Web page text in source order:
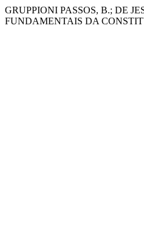
GRUPPIONI PASSOS, B.; DE
FUNDAMENTAIS DA